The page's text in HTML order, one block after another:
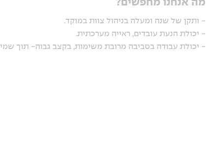
מה אנחנו מחפשים?
- ותקן של שנה ומעלה בניהול צוות במוקד.
- יכולת הנעת עובדים, ראייה מערכתית.
- יכולת עבודה בסביבה מרובת משימות, בקצב גבוה- תוך